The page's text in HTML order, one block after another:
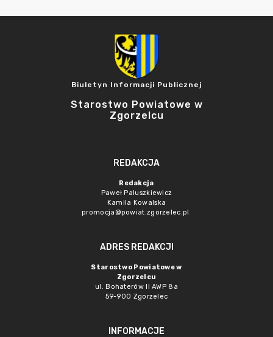
Biuletyn Informacji Publicznej
Starostwo Powiatowe w
Zgorzelcu
REDAKCJA
Redakcja
Paweł Paluszkiewicz
Kamila Kowalska
promocja@powiat.zgorzelec.pl
ADRES REDAKCJI
Starostwo Powiatowe w
Zgorzelcu
ul. Bohaterów II AWP 8a
59-900 Zgorzelec
INFORMACJE